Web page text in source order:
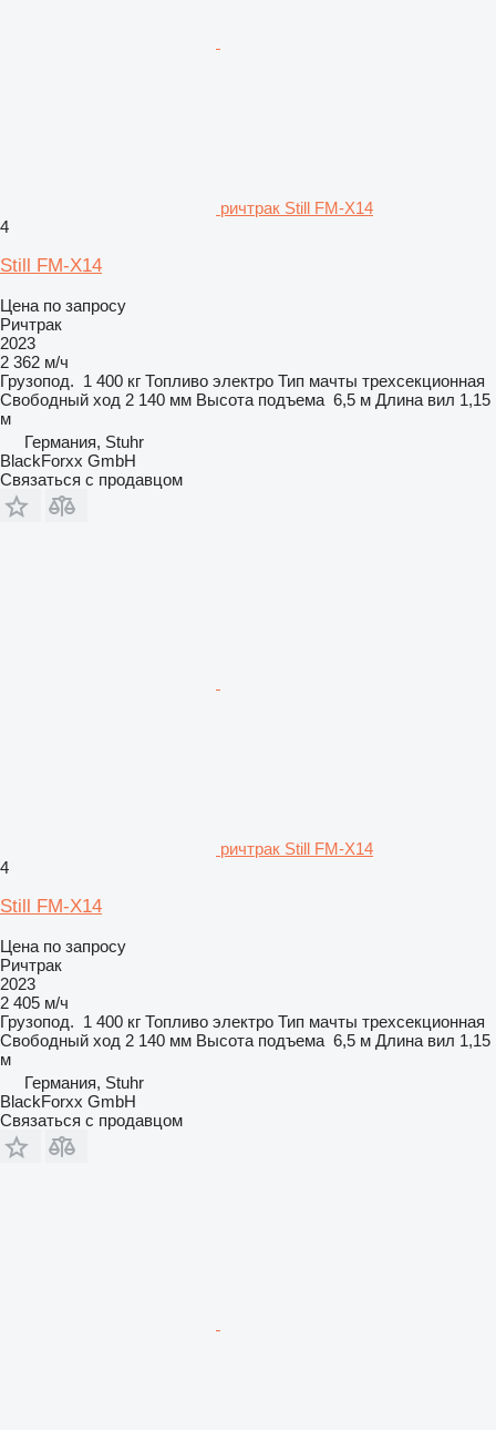
ричтрак Still FM-X14
4
Still FM-X14
Цена по запросу
Ричтрак
2023
2 362 м/ч
Грузопод. 1 400 кг Топливо электро Тип мачты трехсекционная
Свободный ход 2 140 мм Высота подъема 6,5 м Длина вил 1,15
м
Германия, Stuhr
BlackForxx GmbH
Связаться с продавцом
ричтрак Still FM-X14
4
Still FM-X14
Цена по запросу
Ричтрак
2023
2 405 м/ч
Грузопод. 1 400 кг Топливо электро Тип мачты трехсекционная
Свободный ход 2 140 мм Высота подъема 6,5 м Длина вил 1,15
м
Германия, Stuhr
BlackForxx GmbH
Связаться с продавцом